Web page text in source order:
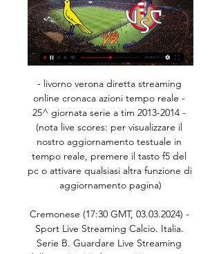
- livorno verona diretta streaming online cronaca azioni tempo reale - 25^ giornata serie a tim 2013-2014 - (nota live scores: per visualizzare il nostro aggiornamento testuale in tempo reale, premere il tasto f5 del pc o attivare qualsiasi altra funzione di aggiornamento pagina)

Cremonese (17:30 GMT, 03.03.2024) - Sport Live Streaming Calcio. Italia. Serie B. Guardare Live Streaming della partita Modena — Cremonese • Inizia il 17:30 GMT, 03.03.2024 • Gratis e senza registrazione.

US Cremonese Modena 2018 in streaming 23 dicembre 2023 23 dic 2023 — US Cremonese Modena 2018 in streaming 23 dicembre 2023 Con EDUSCOPIO puoi fare un confronto tra scuole superiori a partire dai risultati dei ...

US Cremonese U19 vs Modena U19 Risultati in diretta Dove guardare US Cremonese U19 vs Modena U19 online?AiScore provides US Cremonese U19 vs Modena U19(2018/08/07) diretta, h2h, pronostico, statistiche ...

Modena - Cremonese in Diretta Streaming | DAZN IT Guarda Modena - Cremonese Live e On Demand su DAZN IT con 2 dispositivi diversi contemporaneamente e connetti fino a 6 dispositivi.

Sfida serale molto delicata per i rossoneri quella del 5 ottobre 2019. Andreazzoli conferma la formazione della vigilia, Giampaolo lascia in panchina Leao GENOVA – Sabato 5 ottobre alle 21 si gioca Genoa – Milan, anticipo serale della 7° giornata. Per Giampaolo dopo tre scivoloni consecutivi

Pisa - Pontedera 0-0 Pistoiese - Pro Vercelli 1-2 Robur Siena - Carrarese 3-0 Entella - Arezzo 2-1 Pro Piacenza -Arzachena 0-3 tav. Record di 2-1 esterni. Il Pisa fallisce al 95' il rigore della vittoria ed esce dalla corsa al primo posto. Martedì 23 il recupero Piacenza -Entella probabilmente decisivo per la promozione diretta in serie B.

Il 22 agosto del 2019 passa in prestito annuale al Pordenone, club neopromosso in Serie B per la prima volta nella sua storia. Nazionale. Ha giocato alcune partite amichevoli con le nazionali Under-19 ed Under-20. Statistiche Presenze e reti nei club

SERIE BKT 18ª GIORNATA | CREMONESE-MODENA 4-0 4:03Your browser can't play this video. Learn more. More videos on YouTube US CREMONESE SPA | © 2024 | ALL RIGHTS RESERVED – LARGO DEGLI SPORTIVI 18 ...US Cremonese · US Cremonese · 26 dic 2023

Rugby Novara, il campionato ricomincia il 14 ottobre a Lecco. La Federazione ha stabilito i calendari della prossima stagione. Rugby Novara, il campionato ricomincia il 14 ottobre a Lecco. Inizierà il 14 ottobre il secondo campionato in serie B per il Probiotical Amatori Novara Rugby.

Ostia è un film del 1970 diretto da Sergio Citti. Trama. Ostia, fine anni sessanta. Rabbino e Bandiera sono due fratelli, omosessuali inconsapevoli, che vivono di espedienti, rubando e commettendo violenze contro il prossimo, dopo un'infanzia infelice vissuta all'ombra di un padre ubriacone e convintamente anarchico e una madre fervente cattolica.

Prossimo avversario: il Modena 2 giorni fa — Seconda trasferta consecutiva per la Cremonese, che dopo il turno infrasettimanale vissuto a Genova sarà ospite del Modena allo stadio ...

LUCCA, 21 Febbraio – Tempo clemente e ottima partecipazione al Trofeo Invernale Giovanile riservato alla categoria Esordienti e disputatosi domenica mattina al campo scuola “ Moreno Martini “ di Via delle Tagliate nell’ambito del circuito promosso oramai da anni dal Comitato Provinciale

La distanza chilometrica tra Brescia e Pescara in linea d' aria è di 467.66 km e di 554 km km in automobile. Per andare da Brescia a Pescara in macchina si impiegano 4 ore 38 minuti. Questo è il migliore percorso stradale tra Brescia e Pescara.

Diretta Frosinone Cosenza/ Streaming video DAZN: Pierini, un giovane in evidenza (Di sabato 28 settembre 2019) Diretta Frosinone Cosenza Streaming video DAZN: protagonista, orario e risultato live del match per la sesta giornata del campionato di Serie B.

Modena Fc, mister Bianco alla vigilia del match contro la YouTube YouTube 18:56 YouTube Parlando di Sport 15 ore fa 15 ore fa

Live Stream Data Google Play. VIP. Buy VIP Dropping Odds Gone Odds. API Pricing. Stomil Olsztyn U19 Matches Diario Live Risultati Squadra. Polonia - Campionato Primavera:. [11] Znicz Pruszkow U19 v Stomil Olsztyn U19 [12] L: 1-0 : Polonia - Campionato Primavera: 11/26 10:00.

JUVENTUS - SAMPDORIA STREAMING DIRETTA LIVE GRATIS, MERCOLEDI 26 OTTOBRE 2016, ORE 20:45 FORMAZIONI e diretta streaming Qui la Diretta streaming di JUVENTUS vs SAMPDORIA in streaming, News e le formazioni. Incontro valido per la 10° giornata di campionato di Calcio della Serie A …

Live Cremonese - Modena - 23/12/2023 - Eurosport Cremonese - Modena Riassunto della partita. Serie B / 18. Giornata. Stadio Giovanni Zini / 23.12.2023. https://www.eurosport.it/calcio/squadre/cremonese/.

Dinamo batte Venezia, l'esultanza di giocatori e tifosi La Dinamo Sassari riporta la serie in parità per giocarsi lo scudetto sabato fuori casa, battendo per 87-77 la Reyer Venezia…

Il Bari ha vinto a Castrovillari 1-2 contro il Rotonda la tredicesima partita stagionale: i pugliesi hanno consolidato così il primato nell’ultima giornata d’andata del girone I della Serie D.

La Pro Loco Gelbison di Vallo della Lucania Filippo Palumbo ( Vicino la sede dell'Ente Parco Nazionale del Cilento e del Vallo di Diano), 84078 Vallo della Lucania, Italy . Casino Don Titino contrada Scazzariello, Moio della Civitella . Agriturismo La Campetella

Lazio | Ultime notizie Cronaca: news in tempo reale con aggiornamenti e approfondimenti dell'ultima ora provenienti da tutta Italia. Le news sulla Cronaca solo su TgCom24.it

Prosegue il momento difficile del Frosinone di Nesta che esce tra i fischi del suo pubblico dopo l'1-1 contro il Cosenza. Stesso risultato nel match tra Venezia e Pisa. Frosinone bloccato dal Cosenza, fischi per la squadra di Nesta. Si è chiusa in parità la sfide dello Stirpe tra il Frosinone e Cosenza.

L’Hellas Verona accarezza solo la possibilità di fermare la Juventus. I gialloblù chiudono così il girone d’andata con la 12ª sconfitta in campionato e la penultima posizione in classifica a quota 13 punti. Salvezza che resta comunque a due punti per i gialloblù di Fabio Pecchia. Contro la Juventus, davanti a 29.215 spettatori (record.

Grizzlys Wolfsburg vs Iserlohn Roosters 2019-10-20 14:30 streaming live, pronostici, quote e statistiche nei precedenti. Fai clic qui per tutti i nostri pronostici e previsioni gratuiti.

Paolo Bettini (Bibbona, 1º aprile 1974) è un dirigente sportivo ed ex ciclista su strada italiano. Professionista dal 1997 al 2008, soprannominato Paolino o il Grillo e considerato tra i migliori specialisti nelle prove in linea di un giorno degli anni 2000, è stato campione olimpico su strada ai Giochi di Atene 2004 e campione del mondo di.

La diretta di Champions League su LIVESCORE EUROSPORT. Segui le partite di Champions League in diretta, scopri i risultati e invia i tuoi commenti sui match.

LINEA 79 MONCHIERO > FOSSANO > CARRÙ TPL EXTRAURBANO PROVINCIA GRANDA Orario in vigore dal 20 maggio 2019 MONCHIERO > LEQUIO > BENE VAGIENNA > FOSSANO > TRINITÀ > CARRÙ CORSA 36001 36005 501-503 80502 511-513 1-3 80002 11-13 21-23 521 36007 36011 31 531 41 36015 51 61 SABATO xl l n l n n n DA LUNEDÌ A VENERDÌ xl l oINV n l n n n

PIANO SOSTA COMUNE DI EMPOLI. Il Piano Sosta ha per obiettivo la completa integrazione degli elementi tecnici, tecnologici e di comunicazione del centro urbano finalizzati all’accoglienza dei veicoli, alla gestione dei visitatori e alla promozione delle attività e dei servizi secondo una visione integrata di centro commerciale naturale.

Pubblicazione: 1 settimana fa. La posizioneCollaborazione con il team per una gestione efficiente del punto venditaRifornimento…Vedi questa e altre offerte di lavoro simili su LinkedIn.

La partita tra Mali U20 e Francia U20 avrà luogo il 31.05.2019, alle ore 14:00. Luogo di incontro che sembra eccitante è Gdynia . L’incontro ha luogo nell’ambito delle partite di: FIFA U-20 World Cup, Calcio.

Scopri tutte le occasioni di Illuminazione nei rivenditori migliori a Latina. Potrai scegliere diversi proposte di ILLUMINAZIONE a prezzi outlet nei negozi d' design e arredo specializzati.

Infissi in PVC Flaminia, da anni sul mercato per offrirvi sempre il meglio ad un prezzo competitivo, con professionalità, siamo una garanzia per i nostri clienti.

La polizia di Stato ha eseguito un'ordinanza di custodia cautelare in carcere a carico di 4 sudamericani responsabili di tentato omicidio ai danni di un minore e rissa aggravata. L'episodio è avvenuto la notte dello scorso 3 giugno a Milano nei pressi della discoteca 'El Besito'. Nelle immagini si

Serie B, Perugia calciomercato: Monaco a un passo dal Cosenza, Vido verso Crotone 30 luglio 2019 Tutto pronto per l'amichevole di lusso tra Roma e Perugia, in programma stasera (ore 20.30, con DIRETTA testuale sul nostro sito) al 'Renato Curi'.

Cremo a Modena alle 18.30, uno sguardo al calendario del 3 giorni fa — Cremo a Modena alle 18.30, uno sguardo al calendario del finale di stagione ; Sabato 16 marzo Ore 14, SUD TIROL-CREMONESE ; Lunedì 1 aprile Ore 18 ...

US Cremonese 2 months ago · 4:03 · SERIE BKT 18a Giornata | Cremonese-Modena 4-0. 4.1K views. 2 months ago · 3:32 · CONFERENZA STAMPA | Pickel: “Splendido esultare sotto la ...

Highlights Serie BKT: Cremonese - Modena 4-0 - YouTube YouTube YouTube 4:11 YouTube Modena F.C. Official 23 dic 2023 23 dic 2023

Guarda dal vivo Vis Artena v Ostia Mare : Serie D, Girone G DIRETTA → https://is.gd/HLRu9n ™ prende solo 2 minuti a get accesso. unirsi Ora. Iscriviti a my.

La RSI, sigla di Radiotelevisione svizzera di lingua italiana, è un'azienda svizzera di servizio pubblico che produce e distribuisce programmi radiofonici e televisivi sull'intero territorio della Confederazione svizzera, ha sede amministrativa in Via Canevascini a Lugano. È costituita come filiale della SRG SSR.

(IN DATA ODIERNA#) Cremonese Modena streaming 23 22 dic 2023 — 1 ora fa — Streaming US Cremonese Modena 2018 in tv 23 dicembre 2023 Ecco tutte